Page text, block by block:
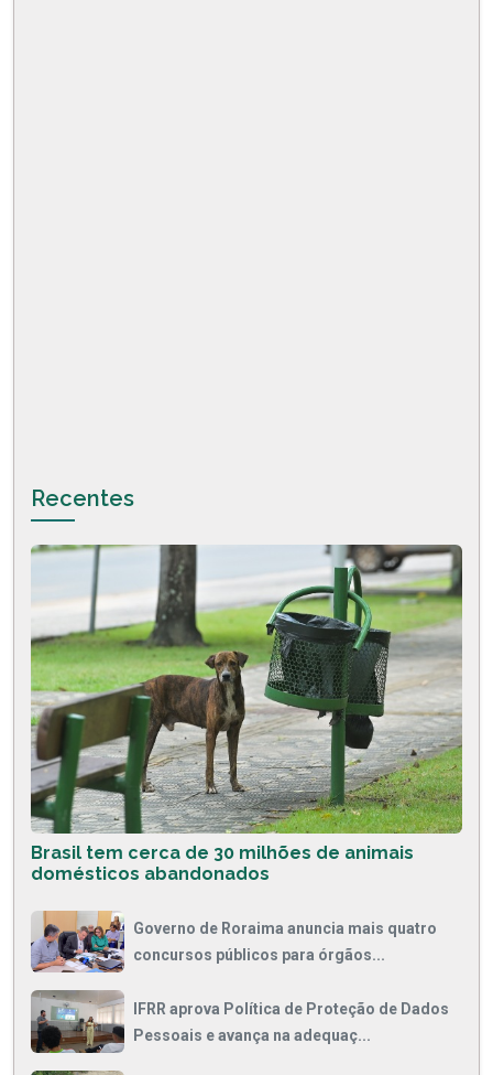
Recentes
Brasil tem cerca de 30 milhões de animais
domésticos abandonados
Governo de Roraima anuncia mais quatro
concursos públicos para órgãos...
IFRR aprova Política de Proteção de Dados
Pessoais e avança na adequaç...